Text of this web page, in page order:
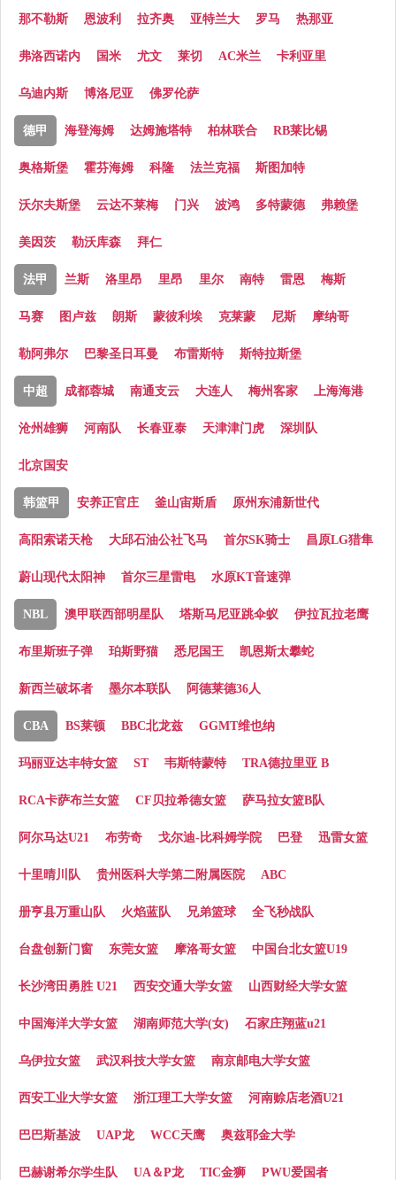
那不勒斯 恩波利 拉齐奥 亚特兰大 罗马 热那亚
弗洛西诺内 国米 尤文 莱切 AC米兰 卡利亚里
乌迪内斯 博洛尼亚 佛罗伦萨
德甲 海登海姆 达姆施塔特 柏林联合 RB莱比锡
奥格斯堡 霍芬海姆 科隆 法兰克福 斯图加特
沃尔夫斯堡 云达不莱梅 门兴 波鸿 多特蒙德 弗赖堡
美因茨 勒沃库森 拜仁
法甲 兰斯 洛里昂 里昂 里尔 南特 雷恩 梅斯
马赛 图卢兹 朗斯 蒙彼利埃 克莱蒙 尼斯 摩纳哥
勒阿弗尔 巴黎圣日耳曼 布雷斯特 斯特拉斯堡
中超 成都蓉城 南通支云 大连人 梅州客家 上海海港
沧州雄狮 河南队 长春亚泰 天津津门虎 深圳队
北京国安
韩篮甲 安养正官庄 釜山宙斯盾 原州东浦新世代
高阳索诺天枪 大邱石油公社飞马 首尔SK骑士 昌原LG猎隼
蔚山现代太阳神 首尔三星雷电 水原KT音速弹
NBL 澳甲联西部明星队 塔斯马尼亚跳伞蚁 伊拉瓦拉老鹰
布里斯班子弹 珀斯野猫 悉尼国王 凯恩斯太攀蛇
新西兰破坏者 墨尔本联队 阿德莱德36人
CBA BS莱顿 BBC北龙兹 GGMT维也纳
玛丽亚达丰特女篮 ST 韦斯特蒙特 TRA德拉里亚 B
RCA卡萨布兰女篮 CF贝拉希德女篮 萨马拉女篮B队
阿尔马达U21 布劳奇 戈尔迪-比科姆学院 巴登 迅雷女篮
十里晴川队 贵州医科大学第二附属医院 ABC
册亨县万重山队 火焰蓝队 兄弟篮球 全飞秒战队
台盘创新门窗 东莞女篮 摩洛哥女篮 中国台北女篮U19
长沙湾田勇胜 U21 西安交通大学女篮 山西财经大学女篮
中国海洋大学女篮 湖南师范大学(女) 石家庄翔蓝u21
乌伊拉女篮 武汉科技大学女篮 南京邮电大学女篮
西安工业大学女篮 浙江理工大学女篮 河南赊店老酒U21
巴巴斯基波 UAP龙 WCC天鹰 奥兹耶金大学
巴赫谢希尔学生队 UA＆P龙 TIC金狮 PWU爱国者